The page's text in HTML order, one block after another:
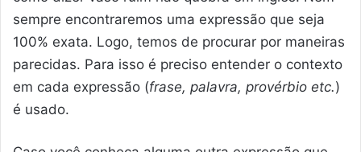
sempre encontraremos uma expressão que seja
100% exata. Logo, temos de procurar por maneiras
parecidas. Para isso é preciso entender o contexto
em cada expressão (frase, palavra, provérbio etc.)
é usado.